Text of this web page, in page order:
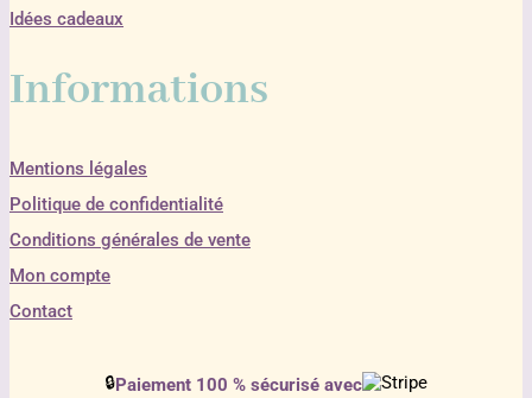
Idées cadeaux
Informations
Mentions légales
Politique de confidentialité
Conditions générales de vente
Mon compte
Contact
🔒Paiement 100 % sécurisé avec